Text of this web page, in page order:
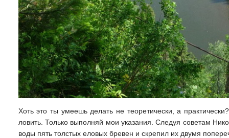
Хоть это ты умеешь делать не теоретически, а
ловить. Только выполняй мои указания. Следуя советам
воды пять толстых еловых бревен и скрепил их двумя